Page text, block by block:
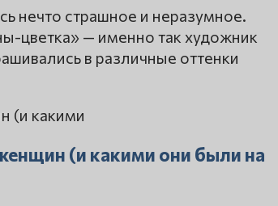
нечто страшное и неразумное.
цветка» — именно так художник
в различные оттенки
(и какими они были на